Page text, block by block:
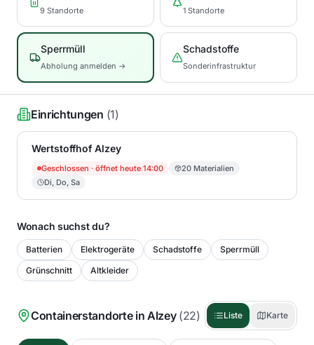
9 Standorte 1 Standorte
Sperrmüll
Abholung anmelden →
Schadstoffe
Sonderinfrastruktur
Einrichtungen (1)
Wertstoffhof Alzey
Geschlossen · öffnet heute 14:00 20 Materialien
Di, Do, Sa
Wonach suchst du?
Batterien Elektrogeräte Schadstoffe
Sperrmüll
Grünschnitt
Altkleider
Containerstandorte in Alzey (22) Liste Karte